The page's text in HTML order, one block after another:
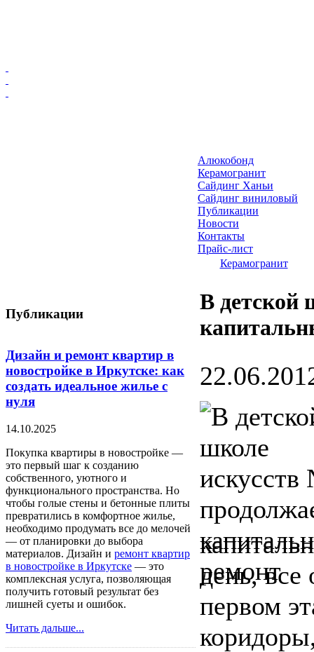
Публикации
Дизайн и ремонт квартир в
новостройке в Иркутске: как
создать идеальное жилье с
нуля
14.10.2025
Покупка квартиры в новостройке —
это первый шаг к созданию
собственного, уютного и
функционального пространства. Но
чтобы голые стены и бетонные плиты
превратились в комфортное жилье,
необходимо продумать все до мелочей
— от планировки до выбора
материалов. Дизайн и ремонт квартир
в новостройке в Иркутске — это
комплексная услуга, позволяющая
получить готовый результат без
лишней суеты и ошибок.
Читать дальше...
Алюкобонд
Керамогранит
Сайдинг Ханьи
Сайдинг виниловый
Публикации
Новости
Контакты
Прайс-лист
Керамогранит
В детской
день, все
первом